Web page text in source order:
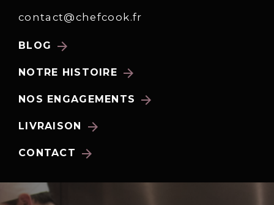
contact@chefcook.fr
BLOG arrow_forward
NOTRE HISTOIRE arrow_forward
NOS ENGAGEMENTS arrow_forward
LIVRAISON arrow_forward
CONTACT arrow_forward